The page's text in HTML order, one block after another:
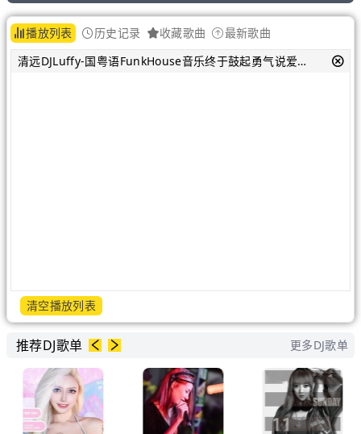
播放列表 历史记录 收藏歌曲
最新歌曲
清远DJLuffy-国粤语FunkHouse音乐终于鼓起勇气说爱你全新DJ车载串烧
清空播放列表
推荐DJ歌单 更多DJ歌单